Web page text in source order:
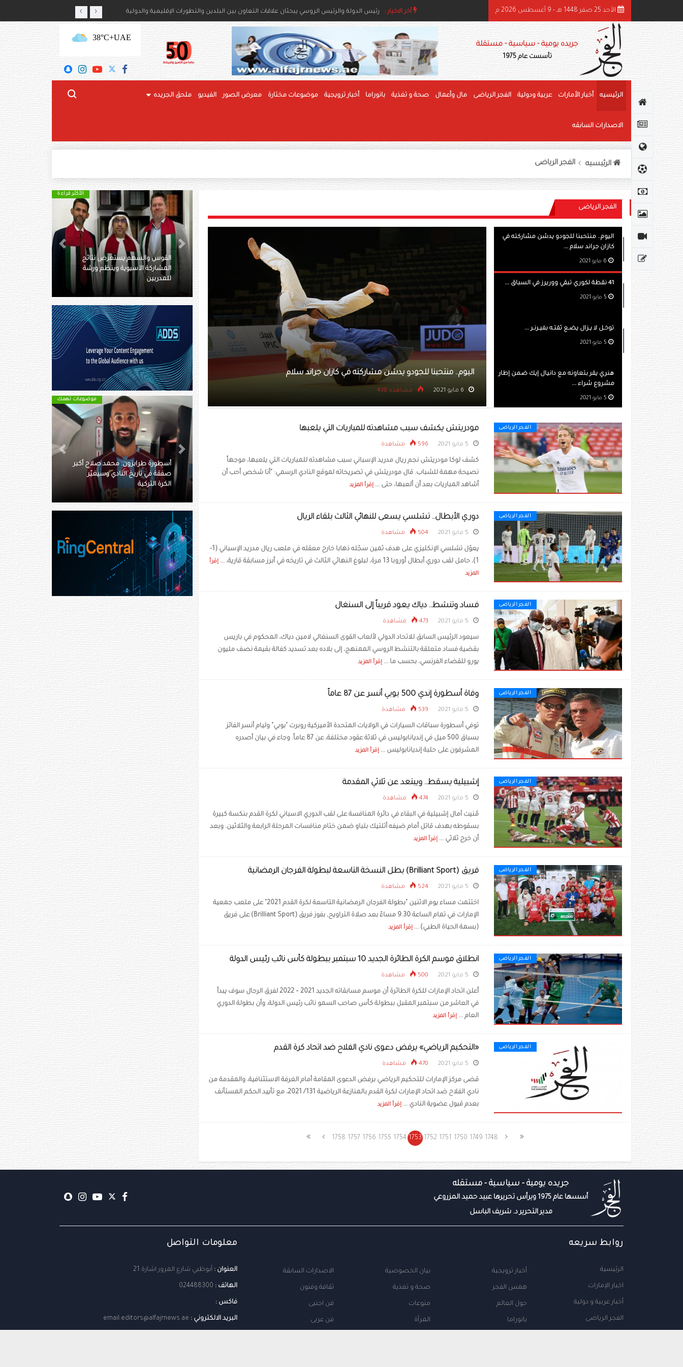
أخر الاخبار :
رئيس الدولة ونائباه يعزون خادم الحرمين بوفاة والدة الأمير حمود بن سعود بن عبدالعزيز آل سعود الدولة ونائباه يهنئون رئيس كوت ديفوار بذكرى استقلال بلاده ‹ › الأحد 25 صفر 1448 هـ - 9 أغسطس 2026 م
جريده يومية - سياسية - مستقلة
تأسست عام 1975
UAE
+38°C
الرئيسيه أخبار الأمارات عربية ودولية الفجر الرياضى مال وأعمال صحة و تغذية بانوراما أخبار ترويجية موضوعات مختارة معرض الصور الفيديو ملحق الجريده
الاصدارات السابقه
الرئيسيه الفجر الرياضى
الفجر الرياضى
اليوم.. منتحبنا للجودو يدشن مشاركته في
كازان جراند سلام ...
41 نقطة لكوري تبقي ووريرز في السباق ...
توخـل لا يـزال يضـع ثقتـه بفيـرنـر ...
هنري يقر بتعاونه مع دانيال إيك ضمن إطار
مشروع شراء ...
للجودو يدشن مشاركته في كازان جراند سلام 41 نقطة لكوري تبقي ووريرز في السباق
5 مايو 2021 مشاهده 832
الفجر الرياضى مودريتش يكشف سبب مشاهدته للمباريات التي يلعبها
596 مشاهدة
كشف لوكا مودريتش نجم ريال مدريد الإسباني سبب مشاهدته للمباريات التي يلعبها، موجهاً
نصيحة مهمة للشباب. قال مودريتش في تصريحاته لموقع النادي الرسمي: "أنا شخص أحب أن
أشاهد المباريات بعد أن ألعبها، حتى ... إقرأ المزيد
الفجر الرياضى دوري الأبطال.. تشلسي يسعى للنهائي الثالث بلقاء الريال
504 مشاهدة
يعوّل تشلسي الإنكليزي على هدف ثمين سجّله ذهابا خارج معقله في ملعب ريال مدريد الإسباني (1-
1)، حامل لقب دوري أبطال أوروبا 13 مرة، لبلوغ النهائي الثالث في تاريخه في أبرز مسابقة قارية، ...
إقرأ
المزيد
الفجر الرياضى فساد وتنشط.. دياك يعود قريباً إلى السنغال
473 مشاهدة
سيعود الرئيس السابق للاتحاد الدولي لألعاب القوى السنغالي لامين دياك، المحكوم في باريس
بقضية فساد متعلقة بالتنشط الروسي الممنهج، إلى بلاده بعد تسديد كفالة بقيمة نصف مليون
يورو للقضاء الفرنسي، بحسب ما ... إقرأ المزيد
الفجر الرياضى وفاة أسطورة إندي 500 بوبي أنسر عن 87 عاماً
539 مشاهدة
توفي أسطورة سباقات السيارات في الولايات المتحدة الأميركية روبرت "بوبي" وليام أنسر الفائز
بسباق 500 ميل في إنديانابوليس في ثلاثة عقود مختلفة، عن 87 عاماً. وجاء في بيان أصدره
المشرفون على حلبة إنديانابوليس ... إقرأ المزيد
الفجر الرياضى إشبيلية يسقط.. ويبتعد عن ثلاثي المقدمة
474 مشاهدة
مُنيت آمال إشبيلية في البقاء في دائرة المنافسة على لقب الدوري الاسباني لكرة القدم بنكسة كبيرة
بسقوطه بهدف قاتل أمام ضيفه أتلتيك بلباو ضمن ختام منافسات المرحلة الرابعة والثلاثين. وبعد
أن خرج ثلاثي ... إقرأ المزيد
الفجر الرياضى فريق (Brilliant Sport) بطل النسخة التاسعة لبطولة الفرجان الرمضانية
524 مشاهدة
اختتمت مساء يوم الاثنين "بطولة الفرجان الرمضانية التاسعة لكرة القدم 2021" على ملعب جمعية
الإمارات في تمام الساعة 9.30 مساءً بعد صلاة التراويح, بفوز فريق (Brilliant Sport) على فريق
(بسمة الحياة الطبي) ... إقرأ المزيد
الفجر الرياضى انطلاق موسم الكرة الطائرة الجديد 10 سبتمبر ببطولة كأس نائب رئيس الدولة
500 مشاهدة
أعلن اتحاد الإمارات للكرة الطائرة أن موسم مسابقاته الجديد 2021 – 2022 لفرق الرجال سوف يبدأ
في العاشر من سبتمبر المقبل ببطولة كأس صاحب السمو نائب رئيس الدولة، وأن بطولة الدوري
العام ... إقرأ المزيد
الفجر الرياضى «التحكيم الرياضي» يرفض دعوى نادي الفلاح ضد اتحاد كرة القدم
470 مشاهدة
قضى مركز الإمارات للتحكيم الرياضي برفض الدعوى المقامة أمام الغرفة الاستئنافية، والمقدمة من
نادي الفلاح ضد اتحاد الإمارات لكرة القدم بالمنازعة الرياضية 131/ 2021، مع تأييد الحكم المستأنف
بعدم قبول عضوية النادي ... إقرأ المزيد
1748
1749
1750
1751
1752
1753
1754
1755
1756
1757
1758
الأكثر قراءة
القوس والسهم يستعرض نتائج
المشاركة الآسيوية وينظم ورشة
للمدربين
كم يبلغ ميراث بيليه ومن هم
Previous
Next
أسطورة طرابزون: محمد صلاح أكبر
صفقة في تاريخ النادي وسيغيّر
موضوعات تهمك
لم يفعلها مع كريستيانو رونالدو..
لماذا رضخ فلورنتينو بيريز أمام
فينيسيوس؟
Previous
Next
جريده يومية - سياسية - مستقله
أسسها عام 1975 ويرأس تحريرها عبيد حميد المزروعي
مدير التحرير د. شريف الباسل
روابط سريعه
الرئيسية
اخبار الإمارات
أخبار عربية و دولية
الفجر الرياضى
أخبار ترويجية
همس الفجر
حول العالم
بانوراما
بيان الخصوصية
صحة و تغذية
منوعات
المرأة
الاصدارات السابقة
ثقافة وفنون
فن اجنبى
فن عربى
معلومات التواصل
العنوان : أبوظبي شارع المرور اشارة 21
الهاتف : 024488300
فاكس :
البريد الالكتروني : email:editors@alfajrnews.ae